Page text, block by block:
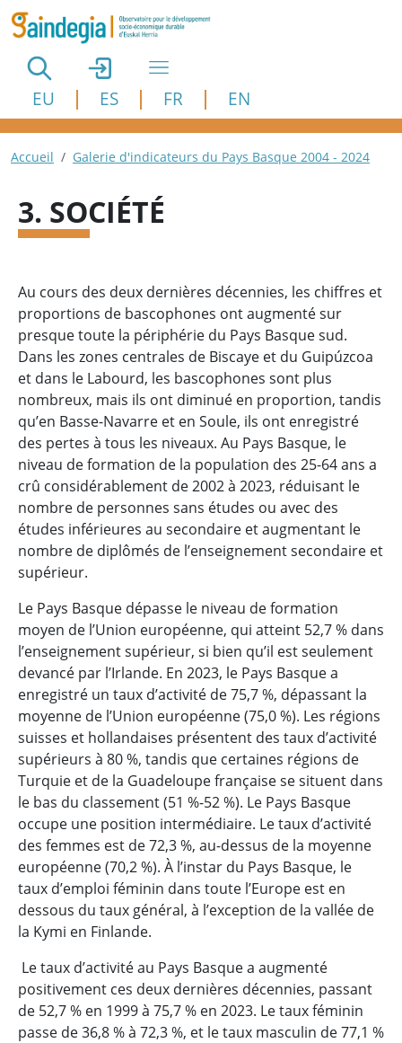
Aller au contenu principal
EU ES FR EN
Fil d'Ariane
Accueil Galerie d'indicateurs du Pays Basque 2004 - 2024
3. SOCIÉTÉ
Au cours des deux dernières décennies, les chiffres et
proportions de bascophones ont augmenté sur
presque toute la périphérie du Pays Basque sud.
Dans les zones centrales de Biscaye et du Guipúzcoa
et dans le Labourd, les bascophones sont plus
nombreux, mais ils ont diminué en proportion, tandis
qu’en Basse-Navarre et en Soule, ils ont enregistré
des pertes à tous les niveaux. Au Pays Basque, le
niveau de formation de la population des 25-64 ans a
crû considérablement de 2002 à 2023, réduisant le
nombre de personnes sans études ou avec des
études inférieures au secondaire et augmentant le
nombre de diplômés de l’enseignement secondaire et
supérieur.
Le Pays Basque dépasse le niveau de formation
moyen de l’Union européenne, qui atteint 52,7 % dans
l’enseignement supérieur, si bien qu’il est seulement
devancé par l’Irlande. En 2023, le Pays Basque a
enregistré un taux d’activité de 75,7 %, dépassant la
moyenne de l’Union européenne (75,0 %). Les régions
suisses et hollandaises présentent des taux d’activité
supérieurs à 80 %, tandis que certaines régions de
Turquie et de la Guadeloupe française se situent dans
le bas du classement (51 %-52 %). Le Pays Basque
occupe une position intermédiaire. Le taux d’activité
des femmes est de 72,3 %, au-dessus de la moyenne
européenne (70,2 %). À l’instar du Pays Basque, le
taux d’emploi féminin dans toute l’Europe est en
dessous du taux général, à l’exception de la vallée de
la Kymi en Finlande.
Le taux d’activité au Pays Basque a augmenté
positivement ces deux dernières décennies, passant
de 52,7 % en 1999 à 75,7 % en 2023. Le taux féminin
passe de 36,8 % à 72,3 %, et le taux masculin de 77,1 %